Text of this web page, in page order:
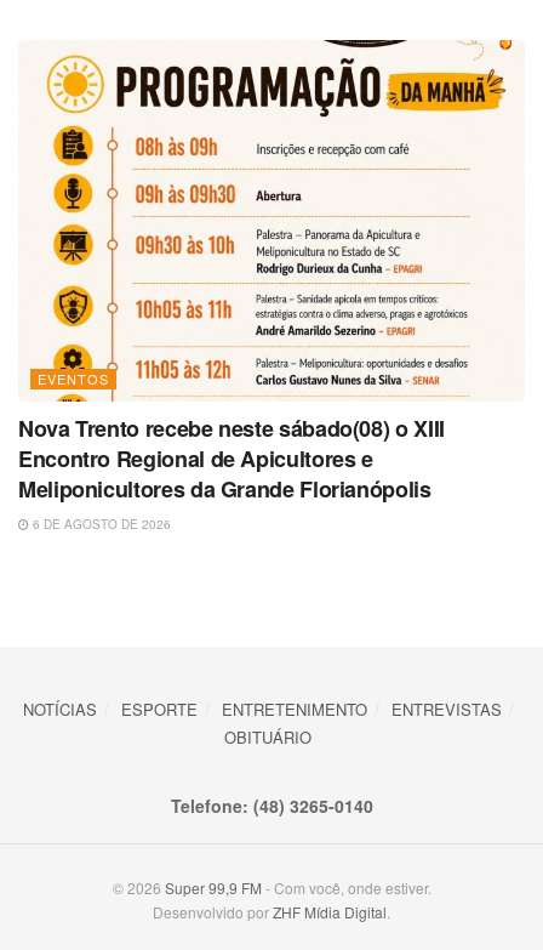
EVENTOS
Nova Trento recebe neste sábado(08) o XIII
Encontro Regional de Apicultores e
Meliponicultores da Grande Florianópolis
6 DE AGOSTO DE 2026
NOTÍCIAS ESPORTE ENTRETENIMENTO
ENTREVISTAS
OBITUÁRIO
Telefone: (48) 3265-0140
© 2026 Super 99,9 FM - Com você, onde estiver.
Desenvolvido porZHF Mídia Digital